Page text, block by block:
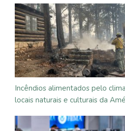
Incêndios alimentados pelo
locais naturais e culturais da